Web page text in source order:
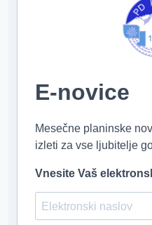
E-novice
Mesečne planinske
izleti za vse ljubitelje
Vnesite Vaš